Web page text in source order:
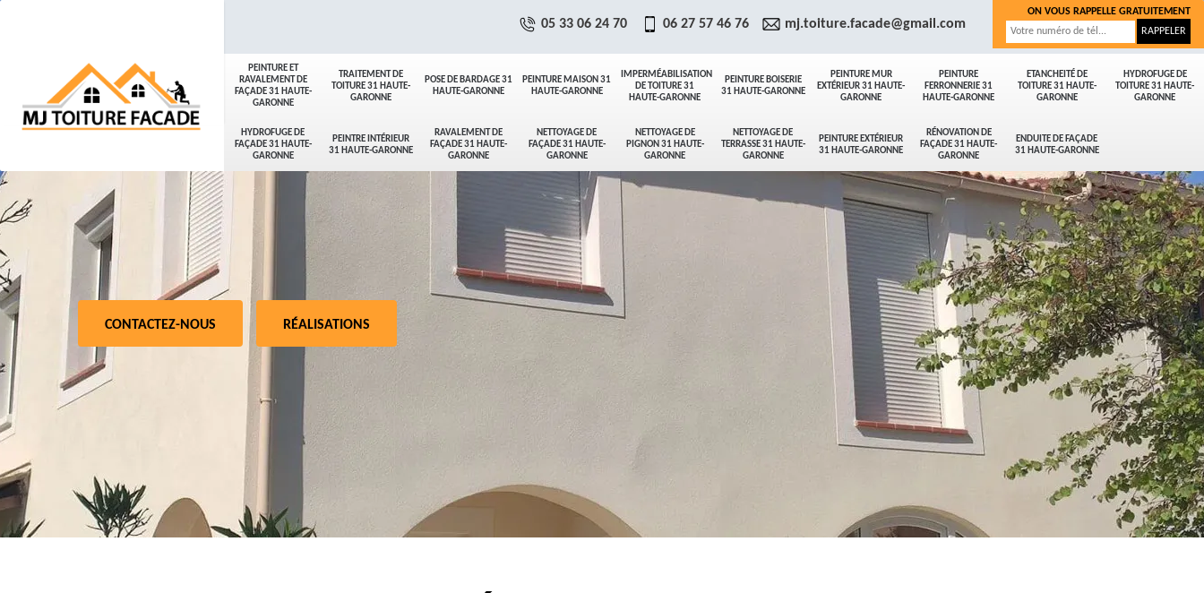
PEINTURE ET
RAVALEMENT DE
FAÇADE 31 HAUTE-
GARONNE
TRAITEMENT DE
TOITURE 31 HAUTE-
GARONNE
POSE DE BARDAGE 31
HAUTE-GARONNE
PEINTURE MAISON 31
HAUTE-GARONNE
IMPERMÉABILISATION
DE TOITURE 31
HAUTE-GARONNE
PEINTURE BOISERIE
31 HAUTE-GARONNE
PEINTURE MUR
EXTÉRIEUR 31 HAUTE-
GARONNE
PEINTURE
FERRONNERIE 31
HAUTE-GARONNE
ETANCHEITÉ DE
TOITURE 31 HAUTE-
GARONNE
HYDROFUGE DE
TOITURE 31 HAUTE-
GARONNE
HYDROFUGE DE
FAÇADE 31 HAUTE-
GARONNE
PEINTRE INTÉRIEUR
31 HAUTE-GARONNE
RAVALEMENT DE
FAÇADE 31 HAUTE-
GARONNE
NETTOYAGE DE
FAÇADE 31 HAUTE-
GARONNE
NETTOYAGE DE
PIGNON 31 HAUTE-
GARONNE
NETTOYAGE DE
TERRASSE 31 HAUTE-
GARONNE
PEINTURE EXTÉRIEUR
31 HAUTE-GARONNE
RÉNOVATION DE
FAÇADE 31 HAUTE-
GARONNE
ENDUITE DE FAÇADE
31 HAUTE-GARONNE
05 33 06 24 70 06 27 57 46 76 mj.toiture.facade@gmail.com
ON VOUS RAPPELLE GRATUITEMENT
CONTACTEZ-NOUS RÉALISATIONS